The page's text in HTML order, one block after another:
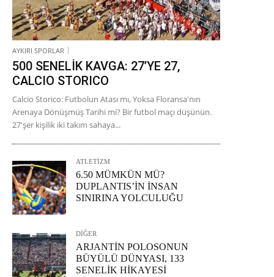
AYKIRI SPORLAR
500 SENELİK KAVGA: 27’YE 27,
CALCIO STORICO
Calcio Storico: Futbolun Atası mı, Yoksa Floransa'nın
Arenaya Dönüşmüş Tarihi mi? Bir futbol maçı düşünün.
27'şer kişilik iki takım sahaya...
ATLETİZM
6.50 MÜMKÜN MÜ?
DUPLANTIS’İN İNSAN
SINIRINA YOLCULUĞU
DİĞER
ARJANTİN POLOSONUN
BÜYÜLÜ DÜNYASI, 133
SENELİK HİKAYESİ